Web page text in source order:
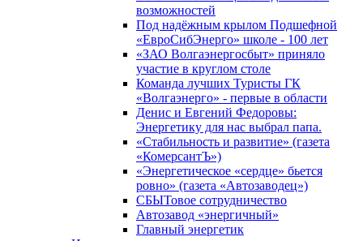
возможностей
Под надёжным крылом Подшефной
«ЕвроСибЭнерго» школе - 100 лет
«ЗАО Волгаэнергосбыт» приняло
участие в круглом столе
Команда лучших Туристы ГК
«Волгаэнерго» - первые в области
Денис и Евгений Федоровы:
Энергетику для нас выбрал папа.
«Стабильность и развитие» (газета
«КомерсантЪ»)
«Энергетическое «сердце» бьется
ровно» (газета «Автозаводец»)
СБЫТовое сотрудничество
Автозавод «энергичный»
Главный энергетик